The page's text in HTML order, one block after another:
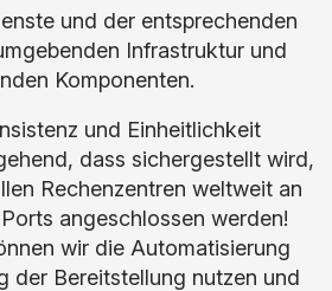
und der entsprechenden
Infrastruktur und
Komponenten.
und Einheitlichkeit
dass sichergestellt wird,
Rechenzentren weltweit an
angeschlossen werden!
wir die Automatisierung
der Bereitstellung nutzen und